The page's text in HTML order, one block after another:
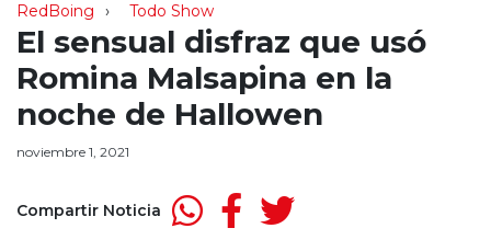
RedBoing Todo Show
El sensual disfraz que usó
Romina Malsapina en la
noche de Hallowen
noviembre 1, 2021
Compartir Noticia